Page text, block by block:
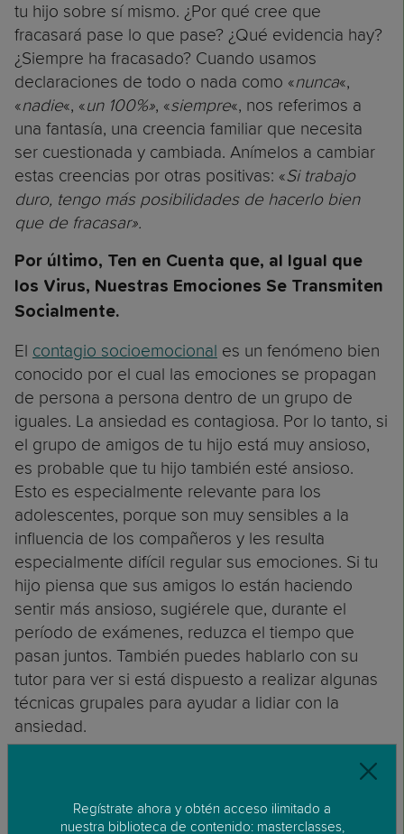
tu hijo sobre sí mismo. ¿Por qué cree que
fracasará pase lo que pase? ¿Qué evidencia hay?
¿Siempre ha fracasado? Cuando usamos
declaraciones de todo o nada como «nunca«,
«nadie«, «un 100%», «siempre«, nos referimos a
una fantasía, una creencia familiar que necesita
ser cuestionada y cambiada. Anímelos a cambiar
estas creencias por otras positivas: «Si trabajo
duro, tengo más posibilidades de hacerlo bien
que de fracasar».
Por último, Ten en Cuenta que, al Igual que
los Virus, Nuestras Emociones Se Transmiten
Socialmente.
El contagio socioemocional es un fenómeno bien
conocido por el cual las emociones se propagan
de persona a persona dentro de un grupo de
iguales. La ansiedad es contagiosa. Por lo tanto, si
el grupo de amigos de tu hijo está muy ansioso,
es probable que tu hijo también esté ansioso.
Esto es especialmente relevante para los
adolescentes, porque son muy sensibles a la
influencia de los compañeros y les resulta
especialmente difícil regular sus emociones. Si tu
hijo piensa que sus amigos lo están haciendo
sentir más ansioso, sugiérele que, durante el
período de exámenes, reduzca el tiempo que
pasan juntos. También puedes hablarlo con su
tutor para ver si está dispuesto a realizar algunas
técnicas grupales para ayudar a lidiar con la
ansiedad.
Vale, Has Hablado de la Ansiedad de mi Hijo,
Es totalmente normal que tengas ansiedad o
Regístrate ahora y obtén acceso ilimitado a
nuestra biblioteca de contenido: masterclasses,